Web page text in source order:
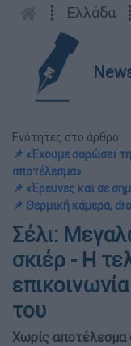
┋ Ελλάδα
Ενότητες στο άρθρο:
📌 «Έχουμε σαρώσει
αποτέλεσμα»
📌 «Έρευνες και σε
📌 Θερμική κάμερα,
Σέλι:
σκιέρ - Η
του
Χωρίς αποτέλεσμα